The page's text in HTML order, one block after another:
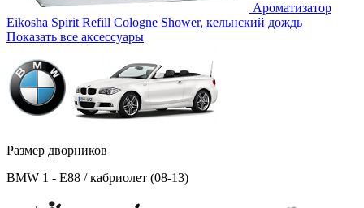
Ароматизатор
Eikosha Spirit Refill Cologne Shower, кельнский дождь
Показать все аксессуары
Размер дворников
BMW 1 - E88 / кабриолет (08-13)